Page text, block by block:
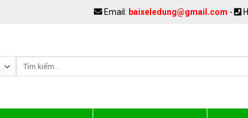
Email: baixeledung@gmail.com -